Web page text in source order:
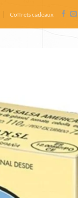
Coffrets cadeaux
fine